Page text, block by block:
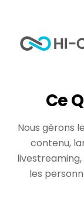
content
Ce
Nous gérons
contenu,
les